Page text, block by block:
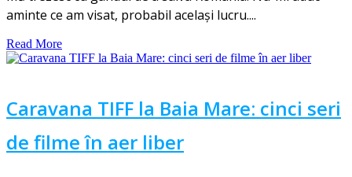
aminte ce am visat, probabil același lucru....
Read More
Caravana TIFF la Baia Mare: cinci seri
de filme în aer liber